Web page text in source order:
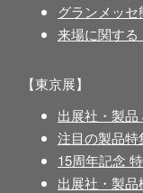
グランメッ
来場に関する
【東京展】
出展社・製品
注目の製品特
15周年記念
出展社・製